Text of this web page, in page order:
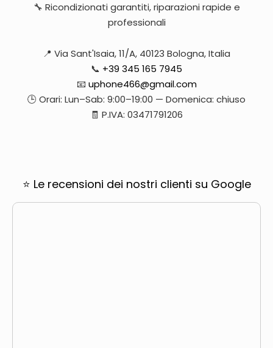
🔧 Ricondizionati garantiti, riparazioni rapide e
professionali
📍 Via Sant'Isaia, 11/A, 40123 Bologna, Italia
📞 +39 345 165 7945
📧 uphone466@gmail.com
🕒 Orari: Lun–Sab: 9:00–19:00 — Domenica: chiuso
🧾 P.IVA: 03471791206
⭐ Le recensioni dei nostri clienti su Google